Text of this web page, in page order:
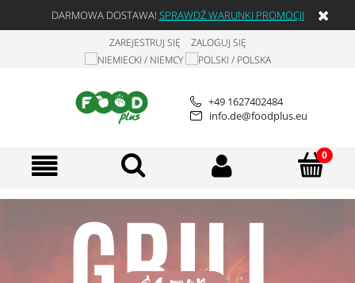
DARMOWA DOSTAWA! SPRAWDŹ WARUNKI PROMOCJI
ZAREJESTRUJ SIĘ ZALOGUJ SIĘ
+49 1627402484
info.de@foodplus.eu